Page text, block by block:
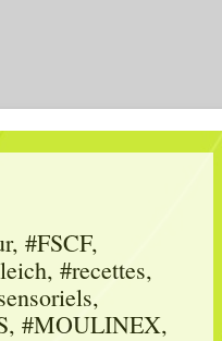
#FSCF,
#recettes,
#MOULINEX,